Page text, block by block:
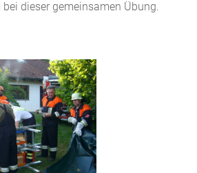
dieser gemeinsamen Übung.